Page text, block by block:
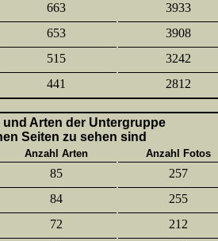
663 3933
653 3908
515 3242
441 2812
und Arten der Untergruppe
Seiten zu sehen sind
Anzahl Arten
Anzahl Fotos
85 257
84 255
72 212